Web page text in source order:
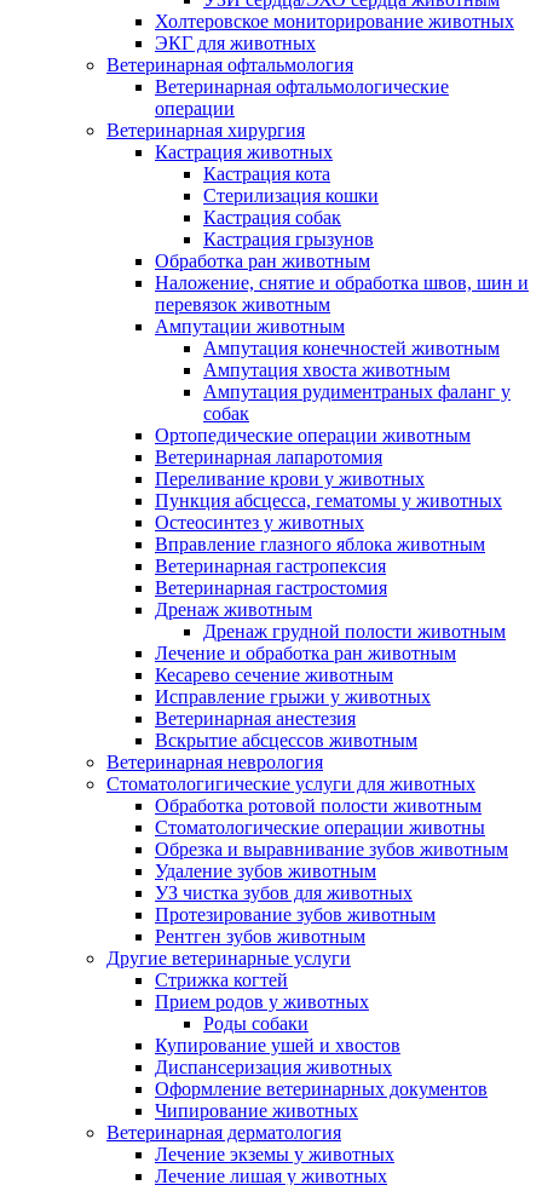
Холтеровское мониторирование животных
ЭКГ для животных
Ветеринарная офтальмология
Ветеринарная офтальмологические
операции
Ветеринарная хирургия
Кастрация животных
Кастрация кота
Стерилизация кошки
Кастрация собак
Кастрация грызунов
Обработка ран животным
Наложение, снятие и обработка швов, шин и
перевязок животным
Ампутации животным
Ампутация конечностей животным
Ампутация хвоста животным
Ампутация рудиментраных фаланг у
собак
Ортопедические операции животным
Ветеринарная лапаротомия
Переливание крови у животных
Пункция абсцесса, гематомы у животных
Остеосинтез у животных
Вправление глазного яблока животным
Ветеринарная гастропексия
Ветеринарная гастростомия
Дренаж животным
Дренаж грудной полости животным
Лечение и обработка ран животным
Кесарево сечение животным
Исправление грыжи у животных
Ветеринарная анестезия
Вскрытие абсцессов животным
Ветеринарная неврология
Стоматологигические услуги для животных
Обработка ротовой полости животным
Стоматологические операции животны
Обрезка и выравнивание зубов животным
Удаление зубов животным
УЗ чистка зубов для животных
Протезирование зубов животным
Рентген зубов животным
Другие ветеринарные услуги
Стрижка когтей
Прием родов у животных
Роды собаки
Купирование ушей и хвостов
Диспансеризация животных
Оформление ветеринарных документов
Чипирование животных
Ветеринарная дерматология
Лечение экземы у животных
Лечение лишая у животных